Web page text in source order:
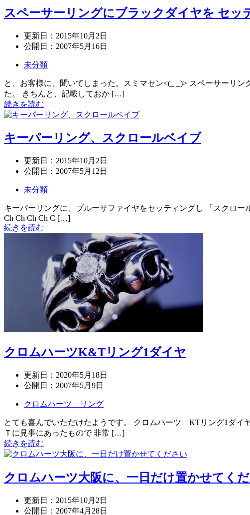
スペーサーリングにブラックダイヤを セッ
更新日： 2015年10月2日
公開日： 2007年5月16日
未分類
と、お客様に、聞いてしまった。スミマセン<(_ _)> スペーサーリ
た。 きちんと、記載しておか […]
続きを読む
キーパーリング、スクロールベイブ
更新日： 2015年10月2日
公開日： 2007年5月12日
未分類
キーパーリングに、ブルーサファイヤをセッティングし 『スクロ
Ch Ch Ch Ch C […]
続きを読む
クロムハーツK&Tリング1ダイヤ
更新日： 2020年5月18日
公開日： 2007年5月9日
クロムハーツ リング
とても喜んでいただけたようです。 クロムハーツ KTリング1ダイ
Ｔに見事にあったもので 非常 […]
続きを読む
クロムハーツ大阪に、一日だけ置かせてく
更新日： 2015年10月2日
公開日： 2007年4月28日